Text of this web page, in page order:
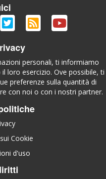
personali, ti informiamo
loro esercizio. Ove possibile, ti
preferenze sulla quantità di
con noi o con i nostri partner.
Cookie
d'uso